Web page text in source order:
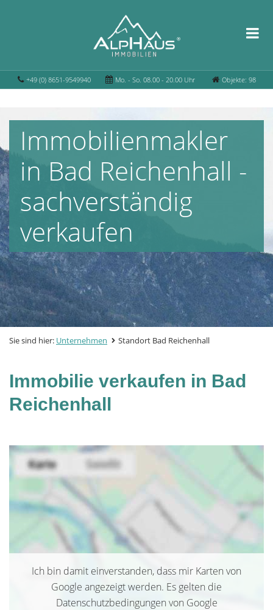
+49 (0) 8651-9549940 Mo. - So. 08.00 - 20.00 Uhr Objekte: 98
Immobilienmakler
in Bad Reichenhall -
sachverständig
verkaufen
Sie sind hier: Unternehmen Standort Bad Reichenhall
Immobilie verkaufen in Bad
Reichenhall
Ich bin damit einverstanden, dass mir Karten von
Google angezeigt werden. Es gelten die
Datenschutzbedingungen von Google